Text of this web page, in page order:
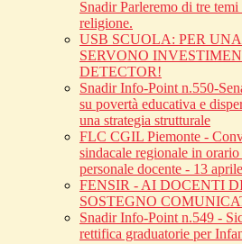
Snadir Parleremo di tre
religione.
USB SCUOLA: PER
SERVONO
DETECTOR!
Snadir Info-Point n.550-
su povertà educativa e
una strategia strutturale
FLC CGIL Piemonte -
sindacale regionale in
personale docente - 13
FENSIR - AI DOCENTI
SOSTEGNO
Snadir Info-Point n.549 -
rettifica graduatorie per